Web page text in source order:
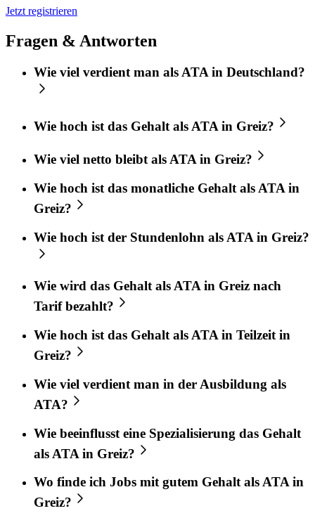
Jetzt registrieren
Fragen & Antworten
Wie viel verdient man als ATA in Deutschland?
Wie hoch ist das Gehalt als ATA in Greiz?
Wie viel netto bleibt als ATA in Greiz?
Wie hoch ist das monatliche Gehalt als ATA in
Greiz?
Wie hoch ist der Stundenlohn als ATA in Greiz?
Wie wird das Gehalt als ATA in Greiz nach
Tarif bezahlt?
Wie hoch ist das Gehalt als ATA in Teilzeit in
Greiz?
Wie viel verdient man in der Ausbildung als
ATA?
Wie beeinflusst eine Spezialisierung das Gehalt
als ATA in Greiz?
Wo finde ich Jobs mit gutem Gehalt als ATA in
Greiz?